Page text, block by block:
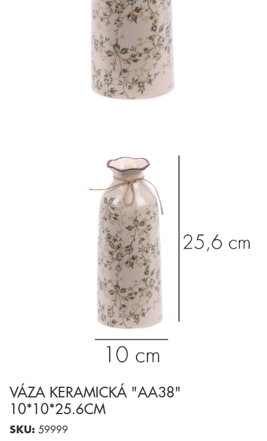
VÁZA KERAMICKÁ "AA38"
10*10*25.6CM
SKU: 59999